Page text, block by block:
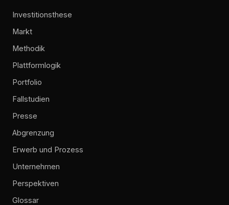
Investitionsthese
Markt
Methodik
Plattformlogik
Portfolio
Fallstudien
Presse
Abgrenzung
Erwerb und Prozess
Unternehmen
Perspektiven
Glossar